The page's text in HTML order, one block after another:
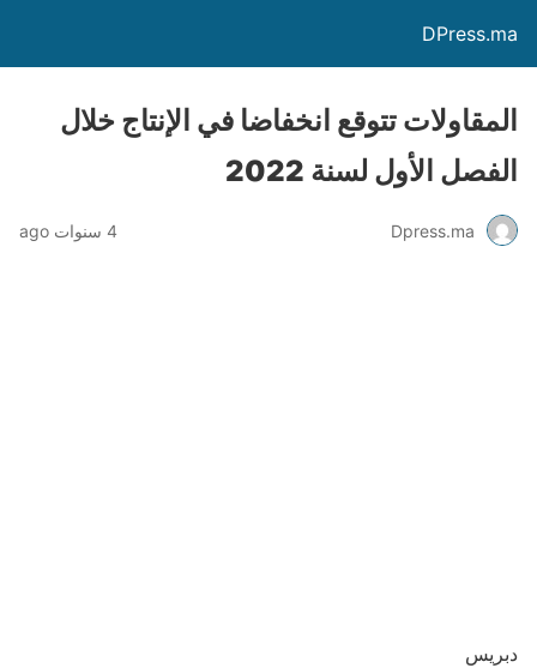
DPress.ma
المقاولات تتوقع انخفاضا في الإنتاج خلال
الفصل الأول لسنة 2022
Dpress.ma 4 سنوات ago
دبريس